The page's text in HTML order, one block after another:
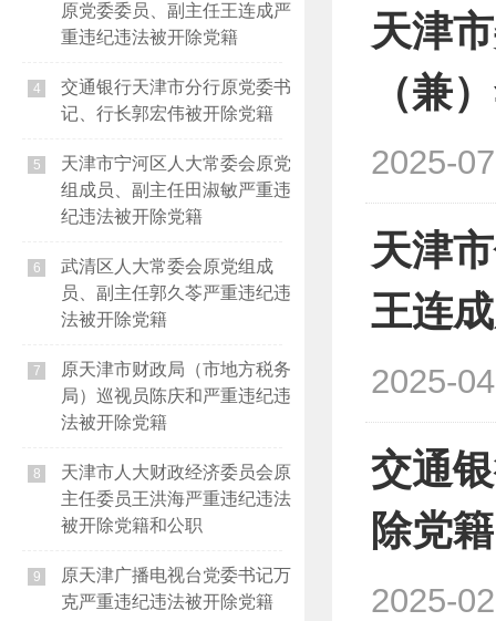
原党委委员、副主任王连成严
重违纪违法被开除党籍
4
交通银行天津市分行原党委书
记、行长郭宏伟被开除党籍
5
天津市宁河区人大常委会原党
组成员、副主任田淑敏严重违
纪违法被开除党籍
6
武清区人大常委会原党组成
员、副主任郭久苓严重违纪违
法被开除党籍
7
原天津市财政局（市地方税务
局）巡视员陈庆和严重违纪违
法被开除党籍
8
天津市人大财政经济委员会原
主任委员王洪海严重违纪违法
被开除党籍和公职
9
原天津广播电视台党委书记万
克严重违纪违法被开除党籍
天津
（兼
2025-
天津
王连
2025-
交通
除党籍
2025-